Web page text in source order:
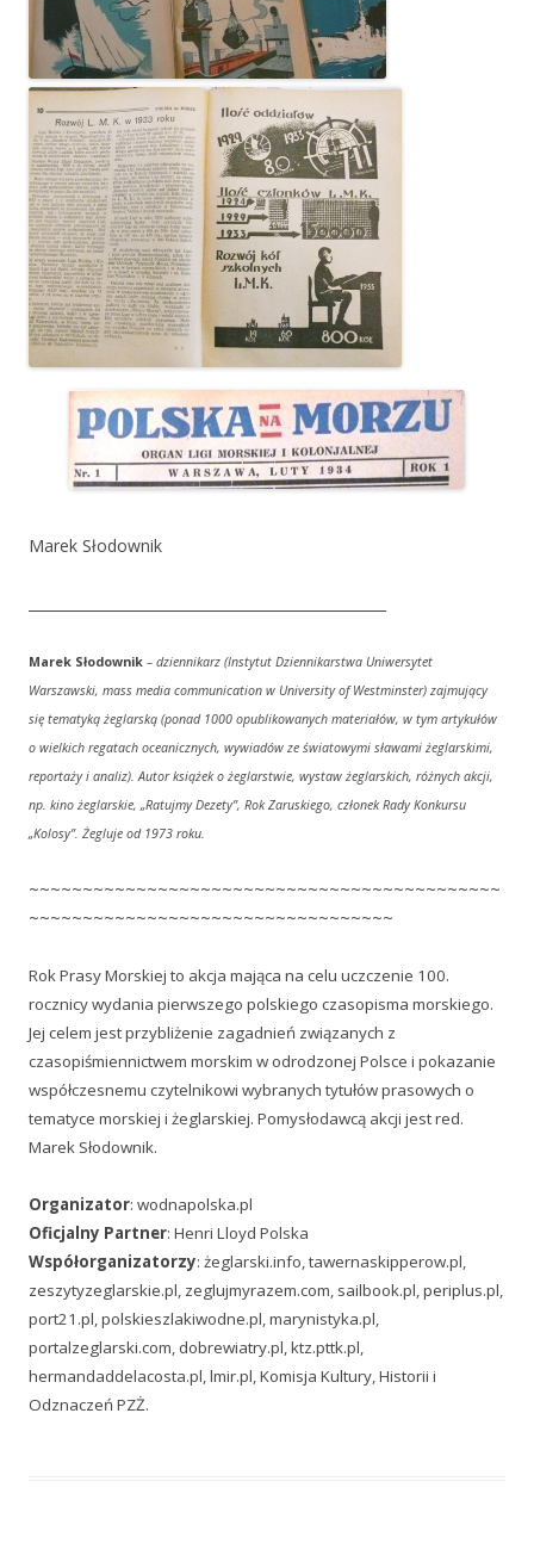
Marek Słodownik
Marek Słodownik – dziennikarz (Instytut Dziennikarstwa Uniwersytet
Warszawski, mass media communication w University of Westminster) zajmujący
się tematyką żeglarską (ponad 1000 opublikowanych materiałów, w tym artykułów
o wielkich regatach oceanicznych, wywiadów ze światowymi sławami żeglarskimi,
reportaży i analiz). Autor książek o żeglarstwie, wystaw żeglarskich, różnych akcji,
np. kino żeglarskie, „Ratujmy Dezety”, Rok Zaruskiego, członek Rady Konkursu
„Kolosy”. Żegluje od1973 roku.
~~~~~~~~~~~~~~~~~~~~~~~~~~~~~~~~~~~~~~~~~~~~
~~~~~~~~~~~~~~~~~~~~~~~~~~~~~~~~~~
Rok Prasy Morskiej to akcja mająca na celu uczczenie 100.
rocznicy wydania pierwszego polskiego czasopisma morskiego.
Jej celem jest przybliżenie zagadnień związanych z
czasopiśmiennictwem morskim w odrodzonej Polsce i pokazanie
współczesnemu czytelnikowi wybranych tytułów prasowych o
tematyce morskiej i żeglarskiej. Pomysłodawcą akcji jest red.
Marek Słodownik.
Organizator: wodnapolska.pl
Oficjalny Partner: Henri Lloyd Polska
Współorganizatorzy: żeglarski.info, tawernaskipperow.pl,
zeszytyzeglarskie.pl, zeglujmyrazem.com, sailbook.pl, periplus.pl,
port21.pl, polskieszlakiwodne.pl, marynistyka.pl,
portalzeglarski.com, dobrewiatry.pl, ktz.pttk.pl,
hermandaddelacosta.pl, lmir.pl, Komisja Kultury, Historii i
Odznaczeń PZŻ.